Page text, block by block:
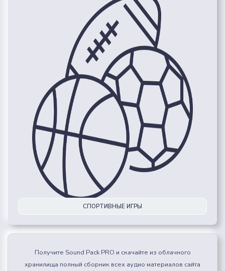
СПОРТИВНЫЕ ИГРЫ
Получите Sound Pack PRO и скачайте из облачного
хранилища полный сборник всех аудио материалов сайта